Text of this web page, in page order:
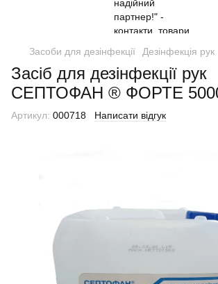
Засоби для дезінфекції Дезінфекція рук
Засіб для дезінфекції рук
СЕПТОФАН ® ФОРТЕ
Артикул: 000718 Написати відгук